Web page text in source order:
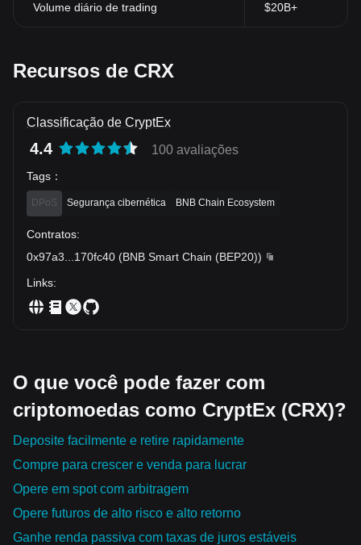
Volume diário de trading $20B+
Recursos de CRX
Classificação de CryptEx
4.4 100 avaliações
Tags ：
DPoS Segurança cibernética BNB Chain Ecosystem
Contratos:
0x97a3
170fc40 (BNB Smart Chain (BEP20))
Links:
O que você pode fazer com
criptomoedas como CryptEx (CRX)?
Deposite facilmente e retire rapidamente
Compre para crescer e venda para lucrar
Opere em spot com arbitragem
Opere futuros de alto risco e alto retorno
Ganhe renda passiva com taxas de juros estáveis